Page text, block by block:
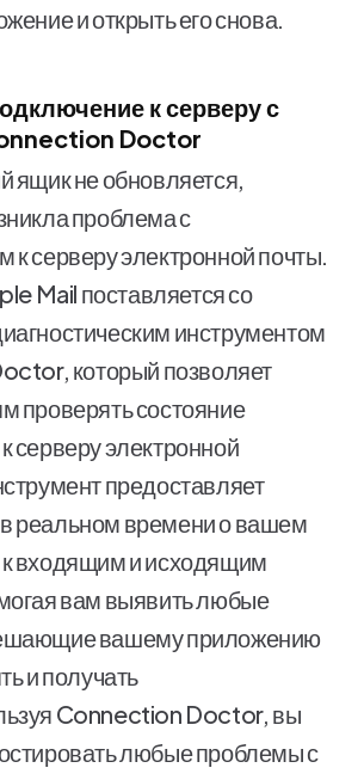
и открыть его снова.
к серверу с
Doctor
ящик не обновляется,
проблема с
к серверу электронной почты.
Mail поставляется со
инструментом
который позволяет
проверять состояние
серверу электронной
предоставляет
реальном времени о вашем
входящим и исходящим
вам выявить любые
вашему приложению
и получать
Connection Doctor, вы
любые проблемы с